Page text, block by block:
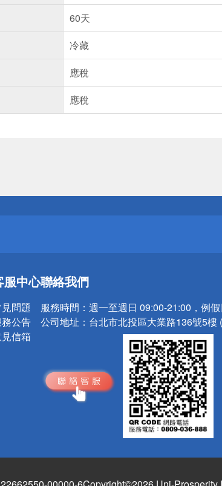
60天
冷藏
應稅
應稅
小心！
小心！
服中心
問題
公告
信箱
聯絡我們
服務時間： 週一至週日 09:00-21:00，例
公司地址： 台北市北投區大業路136號5樓